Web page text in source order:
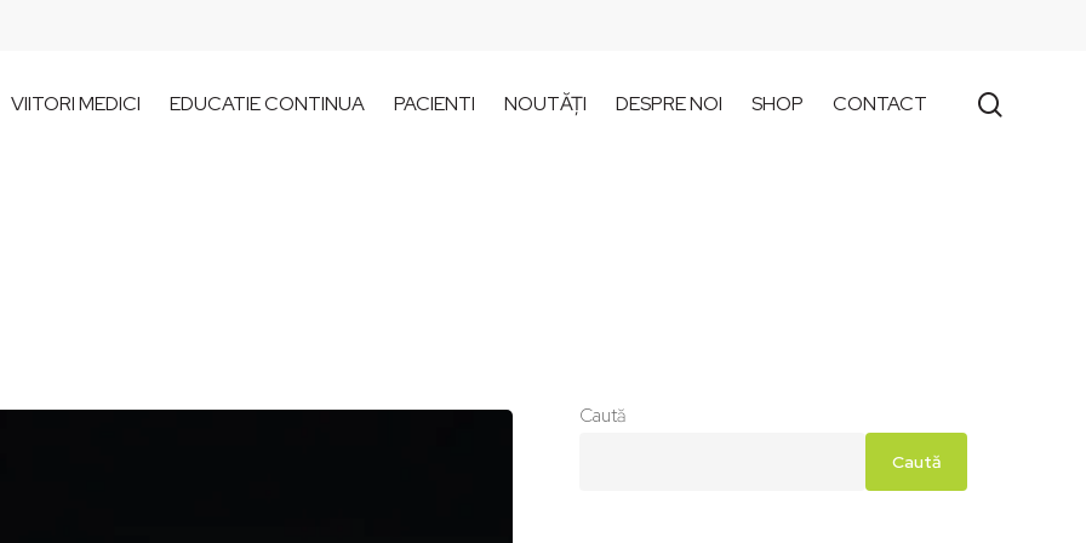
VIITORI MEDICI EDUCATIE CONTINUA PACIENTI NOUTĂȚI DESPRE NOI SHOP CONTACT
Caută
Caută